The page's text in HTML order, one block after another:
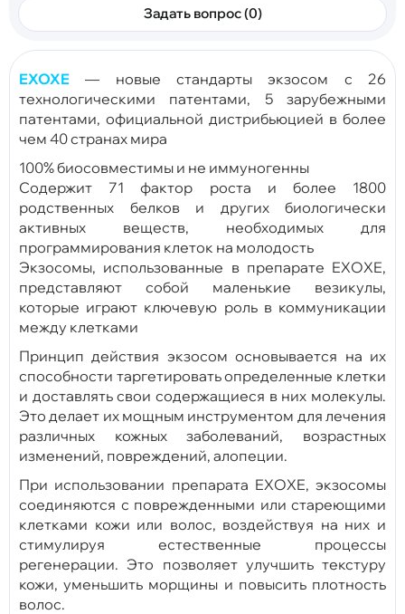
Задать вопрос (0)
EXOXE — новые стандарты экзосом с 26
технологическими патентами, 5 зарубежными
патентами, официальной дистрибьюцией в более
чем 40 странах мира
100% биосовместимы и не иммуногенны
Содержит 71 фактор роста и более 1800
родственных белков и других биологически
активных веществ, необходимых для
программирования клеток на молодость
Экзосомы, использованные в препарате EXOXE,
представляют собой маленькие везикулы,
которые играют ключевую роль в коммуникации
между клетками
Принцип действия экзосом основывается на их
способности таргетировать определенные клетки
и доставлять свои содержащиеся в них молекулы.
Это делает их мощным инструментом для лечения
различных кожных заболеваний, возрастных
изменений, повреждений, алопеции.
При использовании препарата EXOXE, экзосомы
соединяются с поврежденными или стареющими
клетками кожи или волос, воздействуя на них и
стимулируя естественные процессы
регенерации. Это позволяет улучшить текстуру
кожи, уменьшить морщины и повысить плотность
волос.